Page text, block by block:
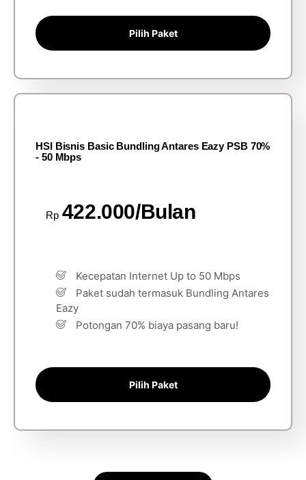
Pilih Paket
HSI Bisnis Basic Bundling Antares Eazy PSB 70%
- 50 Mbps
Rp 422.000/Bulan
Kecepatan Internet Up to 50 Mbps
Paket sudah termasuk Bundling Antares
Eazy
Potongan 70% biaya pasang baru!
Pilih Paket